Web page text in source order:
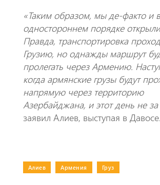
«Таким образом, мы де-факто и в
одностороннем порядке
Правда, транспортировка
Грузию, но однажды маршрут
пролегать через Армению.
когда армянские грузы будут
напрямую через территорию
Азербайджана, и этот день не
заявил Алиев, выступая в Давосе.
Алиев Армения Груз